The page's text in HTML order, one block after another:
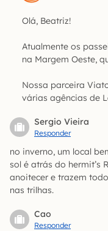
Olá, Beatriz!
Atualmente os
na Margem Oeste,
Nossa parceira
várias agências de
Sergio Vieira
Responder
no inverno, um local
sol é atrás do hermit’s
anoitecer e trazem
nas trilhas.
Cao
Responder